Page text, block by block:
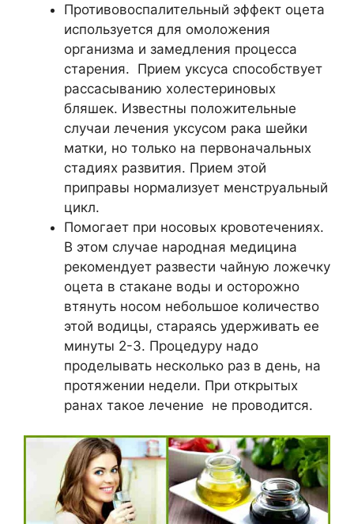
Противовоспалительный эффект оцета
используется для омоложения
организма и замедления процесса
старения. Прием уксуса способствует
рассасыванию холестериновых
бляшек. Известны положительные
случаи лечения уксусом рака шейки
матки, но только на первоначальных
стадиях развития. Прием этой
приправы нормализует менструальный
цикл.
Помогает при носовых кровотечениях.
В этом случае народная медицина
рекомендует развести чайную ложечку
оцета в стакане воды и осторожно
втянуть носом небольшое количество
этой водицы, стараясь удерживать ее
минуты 2-3. Процедуру надо
проделывать несколько раз в день, на
протяжении недели. При открытых
ранах такое лечение не проводится.